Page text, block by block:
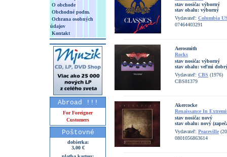
O obchode
Obchodné podm.
Ochrana osobných
údajov
Kontakt
Abroad !!!
For Foreigner
Customers
Poštovné
dobierka:
3,00 €
stav nosiča: výborný
stav obalu: výborný
Vydavateľ: Columbia
07464403291
Aerosmith
Rocks
stav nosiča: výborný
stav obalu: veľmi
Vydavateľ: CBS (1976)
CBS81379
Akercocke
Renaissance In
stav nosiča: nový
stav obalu: nový
Vydavateľ: Peaceville
0801056863614